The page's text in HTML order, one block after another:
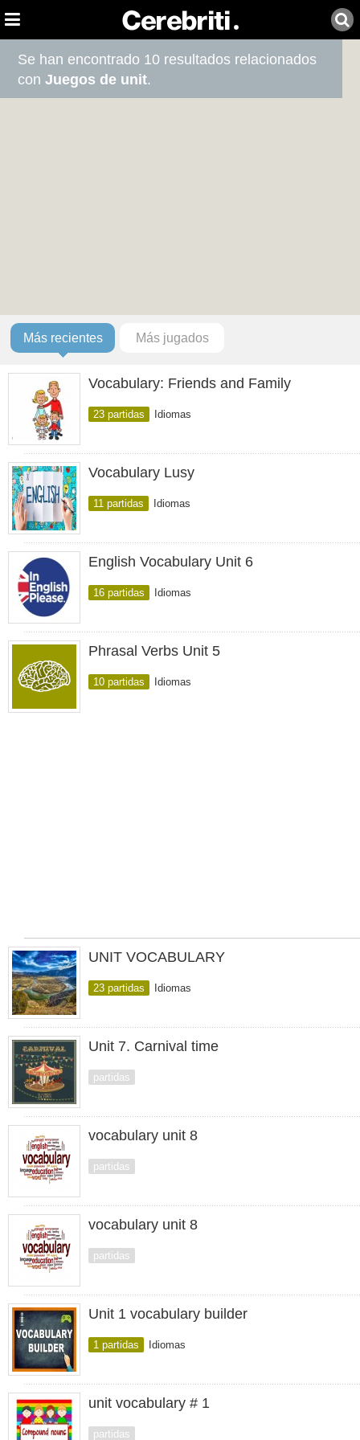
Se han encontrado 10 resultados relacionados
conJuegos de unit.
Más recientes Más jugados
Vocabulary: Friends and Family
23 partidas Idiomas
Vocabulary Lusy
11 partidas Idiomas
English Vocabulary Unit 6
16 partidas Idiomas
Phrasal Verbs Unit 5
10 partidas Idiomas
UNIT VOCABULARY
23 partidas Idiomas
Unit 7. Carnival time
partidas
vocabulary unit 8
partidas
vocabulary unit 8
partidas
Unit 1 vocabulary builder
1 partidas Idiomas
unit vocabulary # 1
partidas